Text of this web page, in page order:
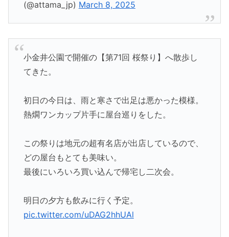
(@attama_jp) March 8, 2025
小金井公園で開催の【第71回 桜祭り】へ散歩し
てきた。
初日の今日は、雨と寒さで出足は悪かった模様。
熱燗ワンカップ片手に屋台巡りをした。
この祭りは地元の超有名店が出店しているので、
どの屋台もとても美味い。
最後にいろいろ買い込んで帰宅し二次会。
明日の夕方も飲みに行く予定。
pic.twitter.com/uDAG2hhUAl